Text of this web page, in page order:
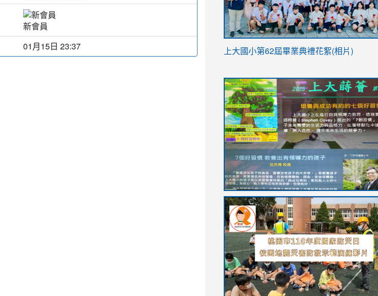
新會員
01月15日 23:37
link
YfDQppRvyMk686kIw6SBbssEIZ6WnT/
usp=sharing
上大國小第62屆畢業典禮花絮(相片)
to
https://drive.google.com/file/d/1I-
YfDQppRvyMk686kIw6SBbssEIZ6WnT/
usp=sharing
to
https://sites.google.com/stes.tyc.edu.tw/
link
to
https://sites.google.com/stes.tyc.edu.tw/
link
to
https://drive.google.com/file/d/
usp=sharing
link
to
https://youtu.be/jJOMVWY3-
8M
link
to
https://drive.google.com/file/d/
usp=sharing